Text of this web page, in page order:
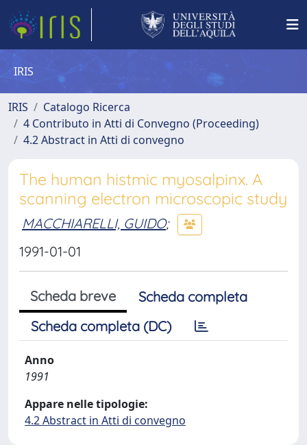
IRIS
IRIS
Catalogo Ricerca
4 Contributo in Atti di Convegno (Proceeding)
4.2 Abstract in Atti di convegno
The human histmic myosalpinx. A
scanning electron microscopic study
MACCHIARELLI, GUIDO;
1991-01-01
Scheda breve
Scheda completa
Scheda completa (DC)
Anno
1991
Appare nelle tipologie:
4.2 Abstract in Atti di convegno